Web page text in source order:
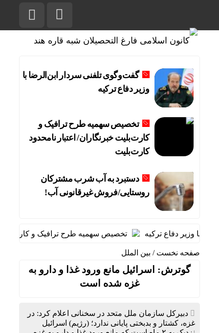
گفت‌وگوی تلفنی سردار ابن‌الرضا با
وزیر دفاع ترکیه
تخصیص سهمیه طرح ترافیک و
کارت‌بلیت خبرنگاران/ اعتبار نامحدود
کارت‌بلیت
دستبرد به آب شرب مشترکان
روستایی/فروش غیرقانونی آب!
با وزیر دفاع ترکیه تخصیص سهمیه طرح ترافیک و کارت‌بلیت
صفحه نخست / بین الملل
گوترش: اسرائیل مانع ورود غذا و دارو به
غزه شده است
دبیرکل سازمان ملل متحد در سخنانی اعلام کرد: در
غزه، کشتار و بدبختی پایانی ندارد؛ (رژیم) اسرائیل